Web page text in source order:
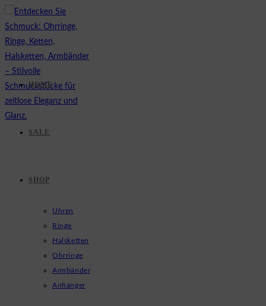
Zum
Inhalt
springen
HOME
SALE
SHOP
Uhren
Ringe
Halsketten
Ohrringe
Armbänder
Anhänger